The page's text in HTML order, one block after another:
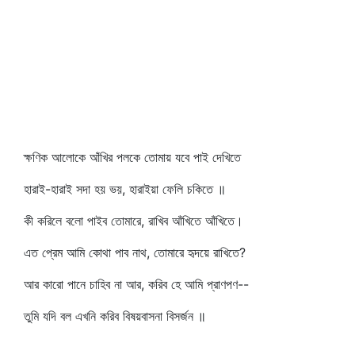
ক্ষণিক আলোকে আঁখির পলকে তোমায় যবে পাই দেখিতে
হারাই-হারাই সদা হয় ভয়, হারাইয়া ফেলি চকিতে ॥
কী করিলে বলো পাইব তোমারে, রাখিব আঁখিতে আঁখিতে।
এত প্রেম আমি কোথা পাব নাথ, তোমারে হৃদয়ে রাখিতে?
আর কারো পানে চাহিব না আর, করিব হে আমি প্রাণপণ--
তুমি যদি বল এখনি করিব বিষয়বাসনা বিসর্জন ॥